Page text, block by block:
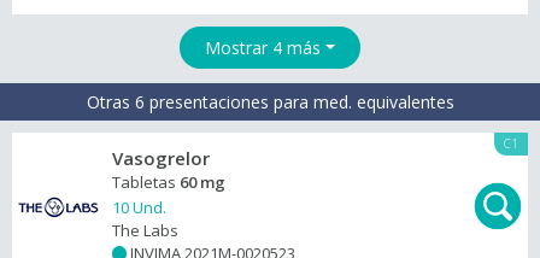
Mostrar 4 más
Otras 6 presentaciones para med. equivalentes
C1
Vasogrelor
Tabletas 60 mg
10 Und.
The Labs
INVIMA 2021M-0020523